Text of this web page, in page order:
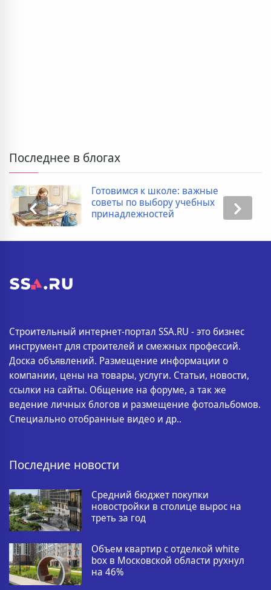
Последнее в блогах
Готовимся к школе: важные
советы по выбору учебных
принадлежностей
Строительный интернет-портал SSA.RU - это бизнес
инструмент для строителей и смежных профессий.
Доска объявлений. Размещение информации о
компании, цены на товары, услуги. Статьи, новости,
ссылки на сайты. Общение на форуме, а так же
ведение личных блогов и размещение фотоальбомов.
Специально отобранные видео и др..
Последние новости
Средний бюджет покупки
новостройки в столице вырос на
треть за год
Объем квартир с отделкой white
box в Московской области рухнул
на 46%